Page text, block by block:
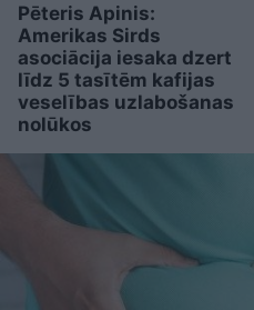
Pēteris Apinis:
Amerikas Sirds
asociācija iesaka dzert
līdz 5 tasītēm kafijas
veselības uzlabošanas
nolūkos